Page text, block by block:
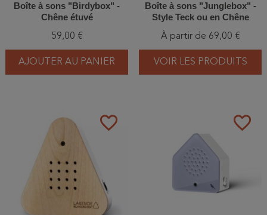
Boîte à sons "Birdybox" -
Chêne étuvé
59,00 €
AJOUTER AU PANIER
Boîte à sons "Junglebox" -
Style Teck ou en Chêne
À partir de 69,00 €
VOIR LES PRODUITS
favorite_border favorite_border